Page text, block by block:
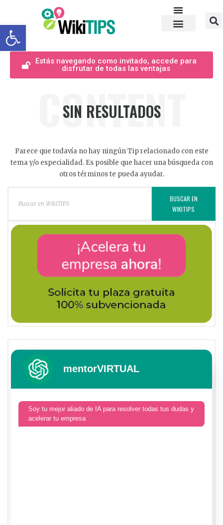
Abrir barra de herramientas
Estás navegando como invitado, accede para
disfrutar de todas las ventajas
CONTENT
SIN RESULTADOS
Parece que todavía no hay ningún Tip relacionado con este
tema y/o especialidad. Es posible que hacer una búsqueda con
otros términos te pueda ayudar.
BUSCAR EN
WIKITIPS
mentorVIRTUAL
Soy tu mejor aliado de IA para resolver todas tus dudas y
acelerar tu empresa